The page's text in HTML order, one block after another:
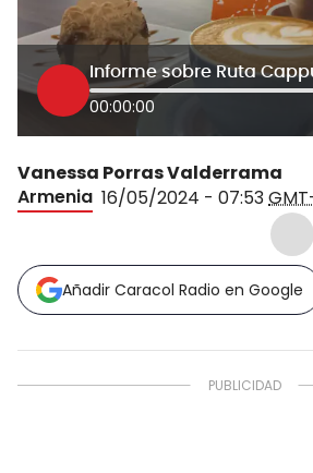
Informe sobre Ruta
00:00:00
Vanessa Porras Valderrama
Armenia 16/05/2024 - 07:53
Añadir Caracol Radio en Google